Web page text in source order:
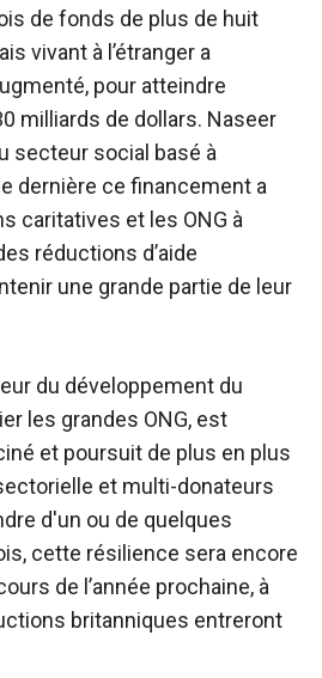
de fonds de plus de huit
vivant à l’étranger a
pour atteindre
milliards de dollars. Naseer
secteur social basé à
dernière ce financement a
caritatives et les ONG à
réductions d’aide
une grande partie de leur
du développement du
les grandes ONG, est
et poursuit de plus en plus
et multi-donateurs
d'un ou de quelques
cette résilience sera encore
de l’année prochaine, à
britanniques entreront